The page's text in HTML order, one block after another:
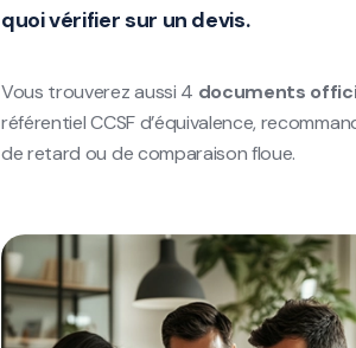
quoi vérifier sur un devis.
Vous trouverez aussi 4 documents
référentiel CCSF d’équivalence,
de retard ou de comparaison floue.